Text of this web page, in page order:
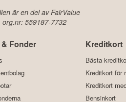
är en del av FairValue
559187-7732
Fonder Kreditkort
Bästa
Kreditkort för
Kreditkort
Bensinkort